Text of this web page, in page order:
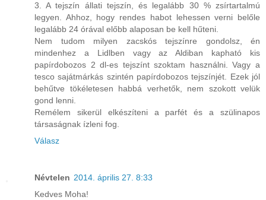
3. A tejszín állati tejszín, és legalább 30 % zsírtartalmú
legyen. Ahhoz, hogy rendes habot lehessen verni belőle
legalább 24 órával előbb alaposan be kell hűteni.
Nem tudom milyen zacskós tejszínre gondolsz, én
mindenhez a Lidlben vagy az Aldiban kapható kis
papírdobozos 2 dl-es tejszínt szoktam használni. Vagy a
tesco sajátmárkás szintén papírdobozos tejszínjét. Ezek jól
behűtve tökéletesen habbá verhetők, nem szokott velük
gond lenni.
Remélem sikerül elkészíteni a parfét és a szülinapos
társaságnak ízleni fog.
Válasz
Névtelen 2014. április 27. 8:33
Kedves Moha!